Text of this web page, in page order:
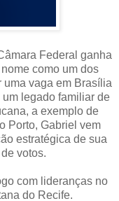
Federal ganha
como um dos
vaga em Brasília
legado familiar de
a exemplo de
Porto, Gabriel vem
estratégica de sua
votos.
com lideranças no
do Recife.